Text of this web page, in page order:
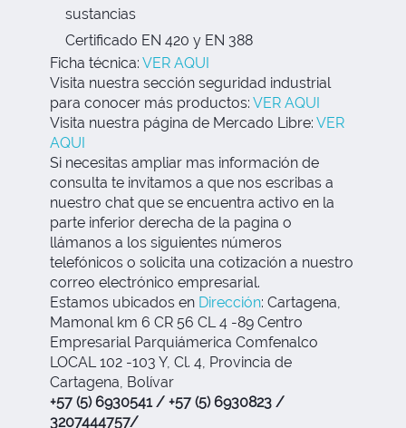
sustancias
Certificado EN 420 y EN 388
Ficha técnica: VER AQUI
Visita nuestra sección seguridad industrial
para conocer más productos: VER AQUI
Visita nuestra página de Mercado Libre: VER
AQUI
Si necesitas ampliar mas información de
consulta te invitamos a que nos escribas a
nuestro chat que se encuentra activo en la
parte inferior derecha de la pagina o
llámanos a los siguientes números
telefónicos o solicita una cotización a nuestro
correo electrónico empresarial.
Estamos ubicados en Dirección: Cartagena,
Mamonal km 6 CR 56 CL 4 -89 Centro
Empresarial Parquiámerica Comfenalco
LOCAL 102 -103 Y, Cl. 4, Provincia de
Cartagena, Bolívar
+57 (5) 6930541 / +57 (5) 6930823 /
3207444757/